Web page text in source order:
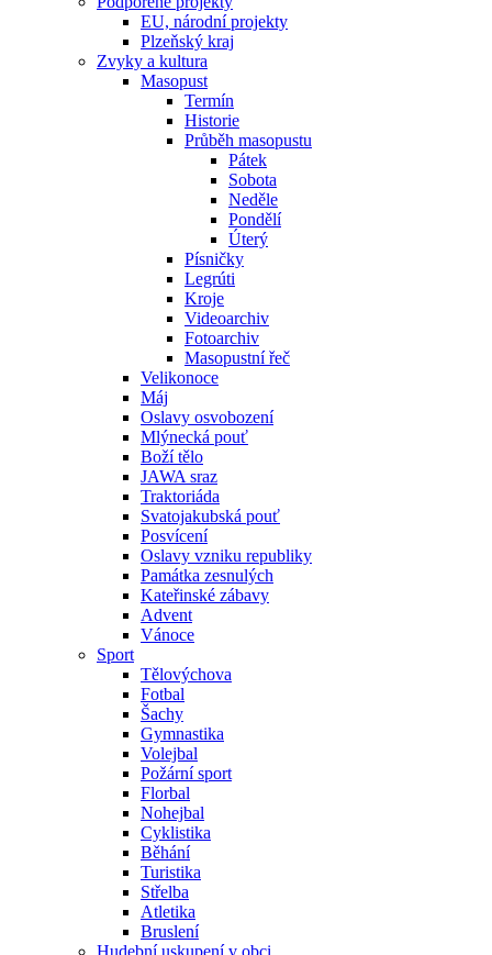
EU, národní projekty
Plzeňský kraj
Zvyky a kultura
Masopust
Termín
Historie
Průběh masopustu
Pátek
Sobota
Neděle
Pondělí
Úterý
Písničky
Legrúti
Kroje
Videoarchiv
Fotoarchiv
Masopustní řeč
Velikonoce
Máj
Oslavy osvobození
Mlýnecká pouť
Boží tělo
JAWA sraz
Traktoriáda
Svatojakubská pouť
Posvícení
Oslavy vzniku republiky
Památka zesnulých
Kateřinské zábavy
Advent
Vánoce
Sport
Tělovýchova
Fotbal
Šachy
Gymnastika
Volejbal
Požární sport
Florbal
Nohejbal
Cyklistika
Běhání
Turistika
Střelba
Atletika
Bruslení
Hudební uskupení v obci